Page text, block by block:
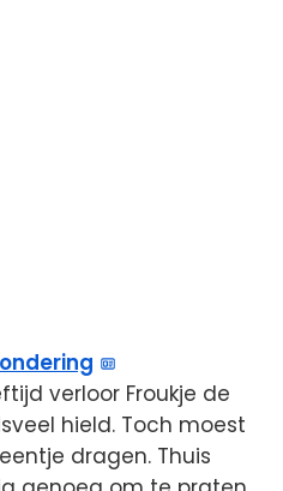
verloor Froukje de
hield. Toch moest
dragen. Thuis